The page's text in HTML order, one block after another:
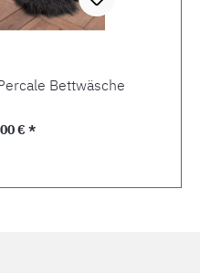
Bettwäsche
Preis:
€ *